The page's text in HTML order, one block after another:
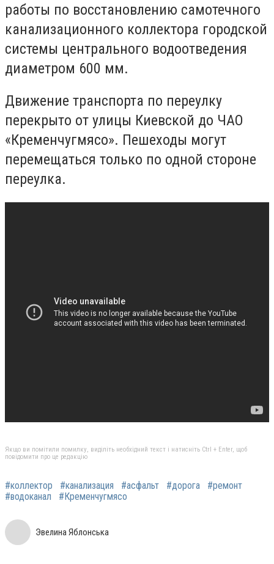
работы по восстановлению самотечного
канализационного коллектора городской
системы центрального водоотведения
диаметром 600 мм.
Движение транспорта по переулку
перекрыто от улицы Киевской до ЧАО
«Кременчугмясо». Пешеходы могут
перемещаться только по одной стороне
переулка.
Якщо ви помітили помилку, виділіть необхідний текст і натисніть Ctrl + Enter, щоб
повідомити про це редакцію
#коллектор #канализация #асфальт #дорога
#ремонт
#водоканал
#Кременчугмясо
Эвелина Яблонська